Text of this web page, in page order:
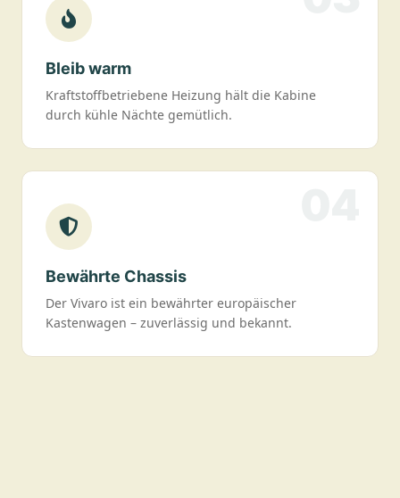
Bleib warm
Kraftstoffbetriebene Heizung hält die Kabine
durch kühle Nächte gemütlich.
Bewährte Chassis
Der Vivaro ist ein bewährter europäischer
Kastenwagen – zuverlässig und bekannt.